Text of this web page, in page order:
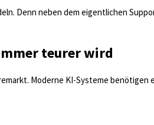
Denn neben dem eigentlichen
teurer wird
Moderne KI-Systeme